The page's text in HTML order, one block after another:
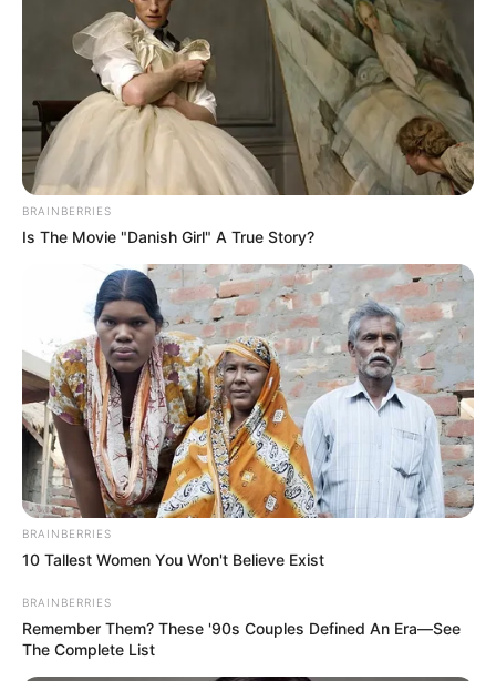
BRAINBERRIES
Is The Movie "Danish Girl" A True Story?
BRAINBERRIES
10 Tallest Women You Won't Believe Exist
BRAINBERRIES
Remember Them? These '90s Couples Defined An Era—See
The Complete List